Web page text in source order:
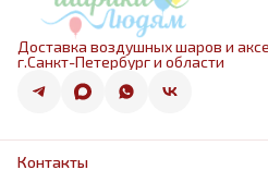
Доставка воздушных шаров и
г.Санкт-Петербург и области
Контакты